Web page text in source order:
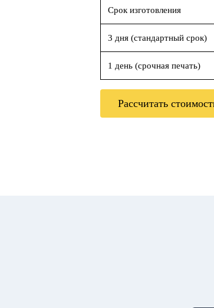
Срок изготовления
3 дня (стандартный срок)
1 день (срочная печать)
Рассчитать